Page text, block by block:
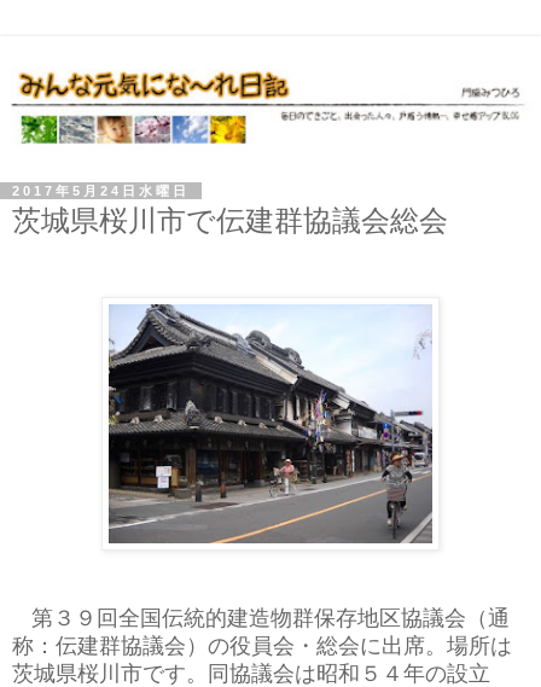
2017年5月24日水曜日
茨城県桜川市で伝建群協議会総会
第３９回全国伝統的建造物群保存地区協議会（通
称：伝建群協議会）の役員会・総会に出席。場所は
茨城県桜川市です。同協議会は昭和５４年の設立